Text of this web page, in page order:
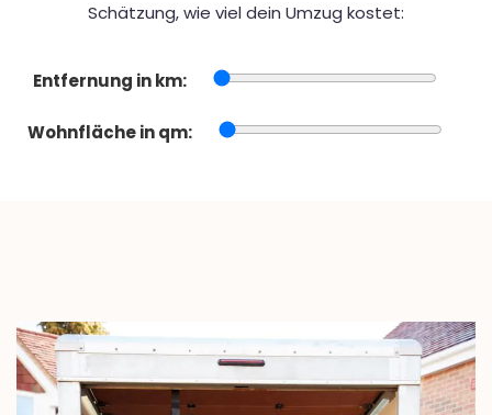
Schätzung, wie viel dein Umzug kostet:
Entfernung in km:
Wohnfläche in qm: